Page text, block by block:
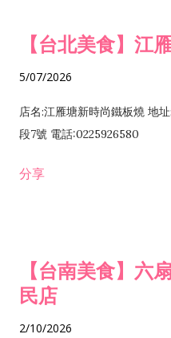
務業 IZ99990 其他工商服務
I301030 電子資訊供應服務業
景觀、室內設計業 IZ12010 人
調查業 IZ17010 遊說業
【台北美食】江
5/07/2026
店名:江雁塘新時尚鐵板燒 地
段7號 電話:0225926580
分享
【台南美食】六
民店
2/10/2026